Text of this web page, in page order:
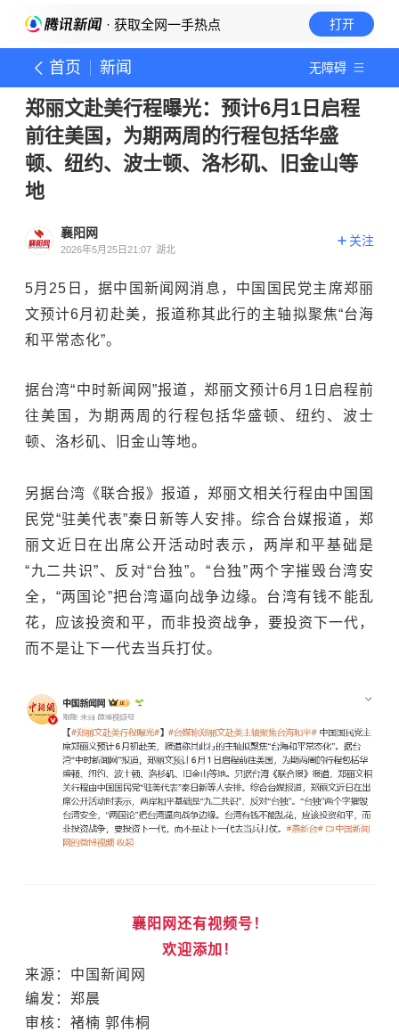
· 获取全网一手热点 打开
首页 新闻 无障碍
郑丽文赴美行程曝光：预计6月1日启程
前往美国，为期两周的行程包括华盛
顿、纽约、波士顿、洛杉矶、旧金山等
地
襄阳网
2026年5月25日21:07 湖北
关注
5月25日，据中国新闻网消息，中国国民党主席郑丽
文预计6月初赴美，报道称其此行的主轴拟聚焦“台海
和平常态化”。
据台湾“中时新闻网”报道，郑丽文预计6月1日启程前
往美国，为期两周的行程包括华盛顿、纽约、波士
顿、洛杉矶、旧金山等地。
另据台湾《联合报》报道，郑丽文相关行程由中国国
民党“驻美代表”秦日新等人安排。综合台媒报道，郑
丽文近日在出席公开活动时表示，两岸和平基础是
“九二共识”、反对“台独”。“台独”两个字摧毁台湾安
全，“两国论”把台湾逼向战争边缘。台湾有钱不能乱
花，应该投资和平，而非投资战争，要投资下一代，
而不是让下一代去当兵打仗。
襄阳网还有视频号！
欢迎添加！
来源：中国新闻网
编发：郑晨
审核：褚楠 郭伟桐